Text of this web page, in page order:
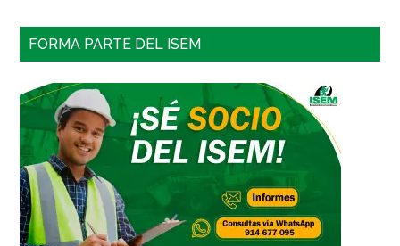
FORMA PARTE DEL ISEM